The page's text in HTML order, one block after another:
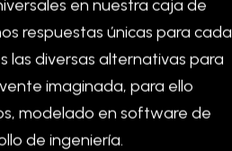
en nuestra caja de
respuestas únicas para cada
las diversas alternativas para
imaginada, para ello
modelado en software de
de ingeniería.